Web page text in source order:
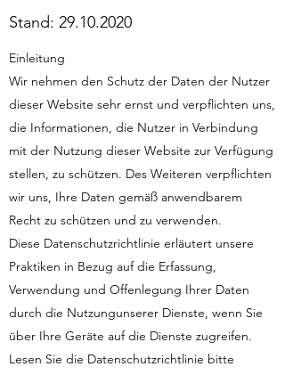
Stand: 29.10.2020
Einleitung
Wir nehmen den Schutz der Daten der Nutzer
dieser Website sehr ernst und verpflichten uns,
die Informationen, die Nutzer in Verbindung
mit der Nutzung dieser Website zur Verfügung
stellen, zu schützen. Des Weiteren verpflichten
wir uns, Ihre Daten gemäß anwendbarem
Recht zu schützen und zu verwenden.
Diese Datenschutzrichtlinie erläutert unsere
Praktiken in Bezug auf die Erfassung,
Verwendung und Offenlegung Ihrer Daten
durch die Nutzungunserer Dienste, wenn Sie
über Ihre Geräte auf die Dienste zugreifen.
Lesen Sie die Datenschutzrichtlinie bitte